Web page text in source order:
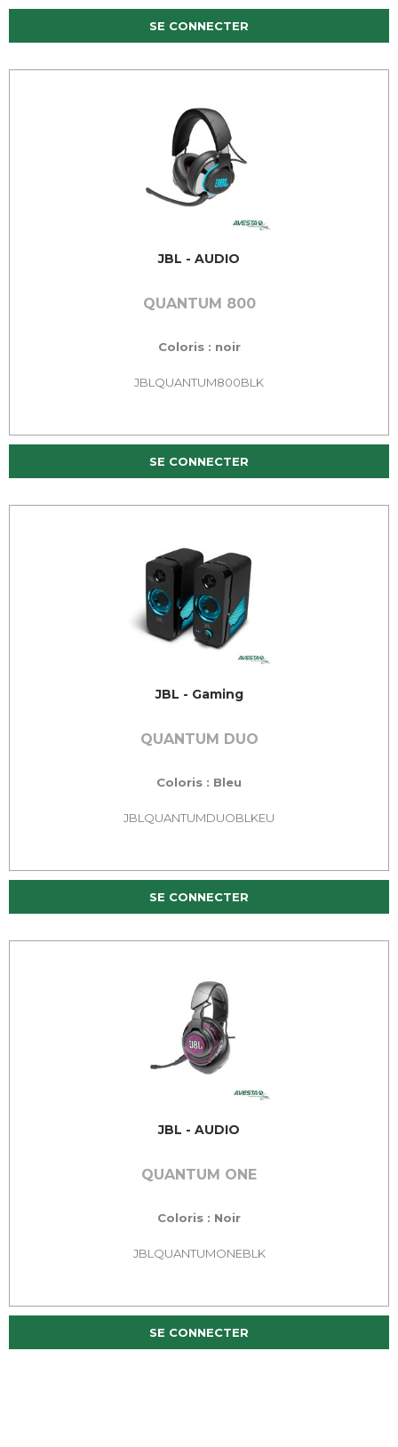
SE CONNECTER
JBL - AUDIO
QUANTUM 800
Coloris : noir
JBLQUANTUM800BLK
SE CONNECTER
JBL - Gaming
QUANTUM DUO
Coloris : Bleu
JBLQUANTUMDUOBLKEU
SE CONNECTER
JBL - AUDIO
QUANTUM ONE
Coloris : Noir
JBLQUANTUMONEBLK
SE CONNECTER